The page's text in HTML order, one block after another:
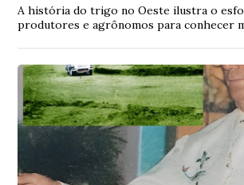
A história do trigo no Oeste ilustra o
produtores e agrônomos para conhecer